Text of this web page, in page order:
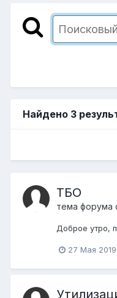
Найдено 3
ТБО
тема форума
Доброе утро,
27 Мая 2019